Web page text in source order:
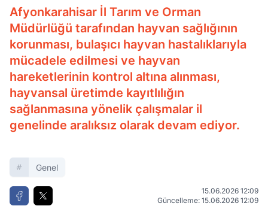
Afyonkarahisar İl Tarım ve Orman
Müdürlüğü tarafından hayvan sağlığının
korunması, bulaşıcı hayvan hastalıklarıyla
mücadele edilmesi ve hayvan
hareketlerinin kontrol altına alınması,
hayvansal üretimde kayıtlılığın
sağlanmasına yönelik çalışmalar il
genelinde aralıksız olarak devam ediyor.
Genel
15.06.2026 12:09
Güncelleme: 15.06.2026 12:09